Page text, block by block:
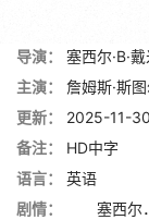
导演：
塞西尔·B·
主演：
詹姆斯·斯
更新：
2025-11-
备注：
HD中字
语言：
英语
剧情：
塞西尔．